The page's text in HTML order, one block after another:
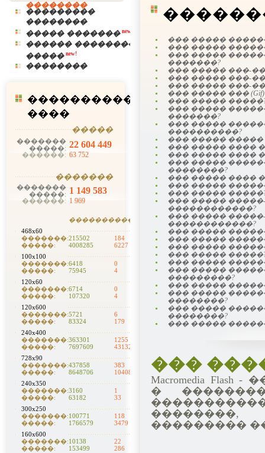
��������
���������
��������
����� ������� new!
������ ��������
����� new!
��������
����������
����
�����
�������
�����: 22 604 449
������: 63 752
�������
�������
�����: 1 149 583
������: 1 969
�������������
468x60
�������:215502
184
�����:
4008285
6227
100x100
�������:6418
0
�����:
75945
4
120x60
�������:6714
0
�����:
107320
4
120x600
�������:5721
6
�����:
83324
179
240x400
�������:363301
1255
�����:
7697609
43132
728x90
�������:437858
383
�����:
8648706
10408
240x350
�������:3160
1
�����:
63182
33
300x250
�������:100771
118
�����:
1766579
3479
160x600
�������:10138
22
�����:
153499 286
��� �����
��� �����
��� �����
�������?
��� ����� ���-
��� ����� ���-
��� ����� ���-
��� ����� ���
��� �����
��� �����
�������?
��� �����
����������?
��� ����� �����
��� ����� ����
��� ����� ����
��� �����
��������?
��� ����� ����
��� �����
��� �����
��� ����� �����-
������������?
��� ����� �����-
������������?
��� �����
��� �����
��� �����
��� �����
��� �����
��� �����
���������?
��� �����
��� �����
��������?
��� �����
��������?
��� �����
��� �����
Macromedia
�
���������